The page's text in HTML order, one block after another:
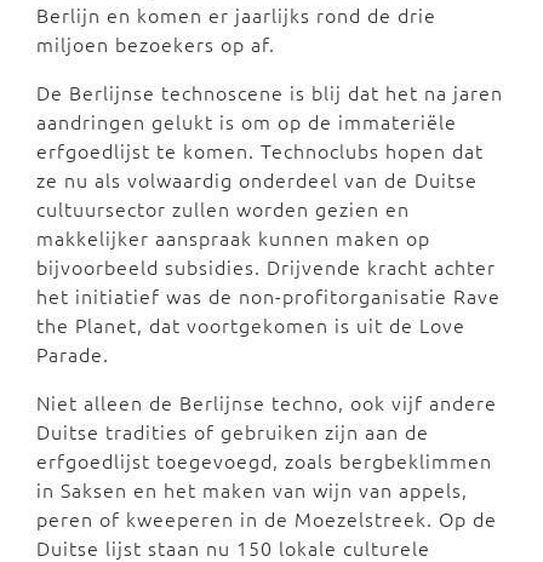
Berlijn en komen er jaarlijks rond de drie
miljoen bezoekers op af.
De Berlijnse technoscene is blij dat het na jaren
aandringen gelukt is om op de immateriële
erfgoedlijst te komen. Technoclubs hopen dat
ze nu als volwaardig onderdeel van de Duitse
cultuursector zullen worden gezien en
makkelijker aanspraak kunnen maken op
bijvoorbeeld subsidies. Drijvende kracht achter
het initiatief was de non-profitorganisatie Rave
the Planet, dat voortgekomen is uit de Love
Parade.
Niet alleen de Berlijnse techno, ook vijf andere
Duitse tradities of gebruiken zijn aan de
erfgoedlijst toegevoegd, zoals bergbeklimmen
in Saksen en het maken van wijn van appels,
peren of kweeperen in de Moezelstreek. Op de
Duitse lijst staan nu 150 lokale culturele